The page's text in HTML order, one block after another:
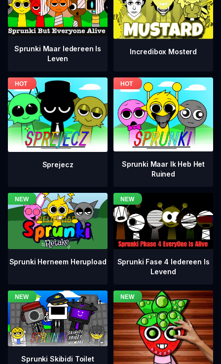
Sprunki Maar Iedereen Is
Leven
Incredibox Mosterd
Sprejecz
Sprunki Maar Ik Heb Het
Ruined
Sprunki Herneem Herupload
Sprunki Fase 4 Iedereen Is
Levend
Sprunki Skibidi Toilet